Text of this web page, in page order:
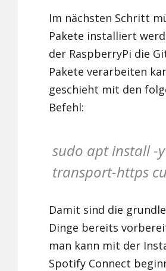
Im nächsten Schritt
Pakete installiert
der RaspberryPi die
Pakete verarbeiten
geschieht mit den
Befehl:
sudo apt install -
transport-https
Damit sind die
Dinge bereits
man kann mit der
Spotify Connect